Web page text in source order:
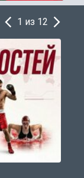
1 из 12